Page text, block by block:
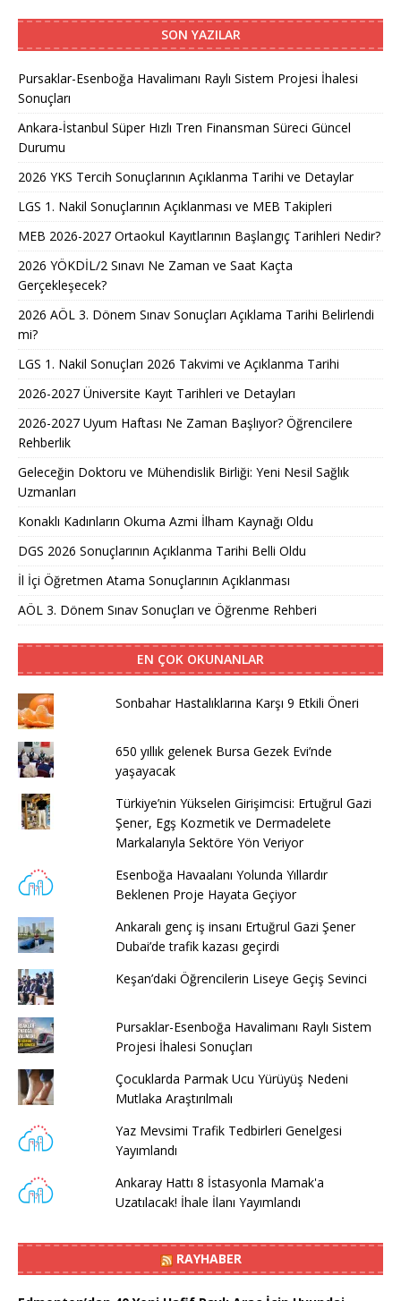
SON YAZILAR
Pursaklar-Esenboğa Havalimanı Raylı Sistem Projesi İhalesi
Sonuçları
Ankara-İstanbul Süper Hızlı Tren Finansman Süreci Güncel
Durumu
2026 YKS Tercih Sonuçlarının Açıklanma Tarihi ve Detaylar
LGS 1. Nakil Sonuçlarının Açıklanması ve MEB Takipleri
MEB 2026-2027 Ortaokul Kayıtlarının Başlangıç Tarihleri Nedir?
2026 YÖKDİL/2 Sınavı Ne Zaman ve Saat Kaçta
Gerçekleşecek?
2026 AÖL 3. Dönem Sınav Sonuçları Açıklama Tarihi Belirlendi
mi?
LGS 1. Nakil Sonuçları 2026 Takvimi ve Açıklanma Tarihi
2026-2027 Üniversite Kayıt Tarihleri ve Detayları
2026-2027 Uyum Haftası Ne Zaman Başlıyor? Öğrencilere
Rehberlik
Geleceğin Doktoru ve Mühendislik Birliği: Yeni Nesil Sağlık
Uzmanları
Konaklı Kadınların Okuma Azmi İlham Kaynağı Oldu
DGS 2026 Sonuçlarının Açıklanma Tarihi Belli Oldu
İl İçi Öğretmen Atama Sonuçlarının Açıklanması
AÖL 3. Dönem Sınav Sonuçları ve Öğrenme Rehberi
EN ÇOK OKUNANLAR
Sonbahar Hastalıklarına Karşı 9 Etkili Öneri
650 yıllık gelenek Bursa Gezek Evi’nde
yaşayacak
Türkiye’nin Yükselen Girişimcisi: Ertuğrul Gazi
Şener, Egş Kozmetik ve Dermadelete
Markalarıyla Sektöre Yön Veriyor
Esenboğa Havaalanı Yolunda Yıllardır
Beklenen Proje Hayata Geçiyor
Ankaralı genç iş insanı Ertuğrul Gazi Şener
Dubai’de trafik kazası geçirdi
Keşan’daki Öğrencilerin Liseye Geçiş Sevinci
Pursaklar-Esenboğa Havalimanı Raylı Sistem
Projesi İhalesi Sonuçları
Çocuklarda Parmak Ucu Yürüyüş Nedeni
Mutlaka Araştırılmalı
Yaz Mevsimi Trafik Tedbirleri Genelgesi
Yayımlandı
Ankaray Hattı 8 İstasyonla Mamak'a
Uzatılacak! İhale İlanı Yayımlandı
RAYHABER